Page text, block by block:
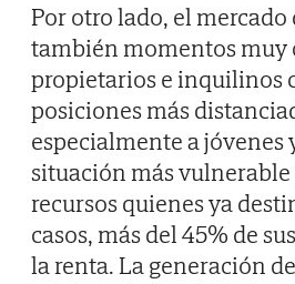
Por otro lado, el
también momentos muy
propietarios e inquilinos
posiciones más
especialmente a jóvenes
situación más
recursos quienes ya
casos, más del 45% de
la renta. La generación